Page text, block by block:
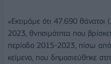
«Εκτιμάμε ότι 47.690 θάνατοι
2023, θνησιμότητα που
περίοδο 2015-2023, πίσω από
κείμενο, που δημοσιεύθηκε